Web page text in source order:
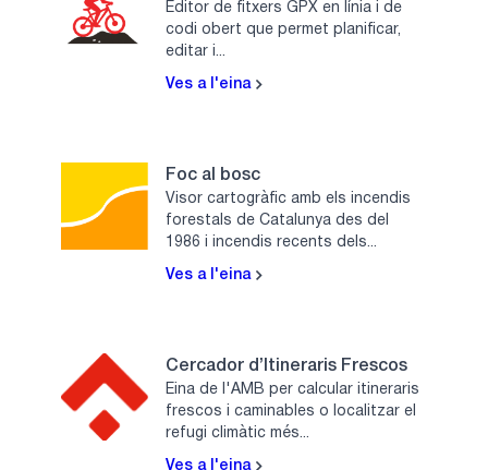
Editor de fitxers GPX en línia i de
codi obert que permet planificar,
editar i...
Ves a l'eina
Foc al bosc
Visor cartogràfic amb els incendis
forestals de Catalunya des del
1986 i incendis recents dels...
Ves a l'eina
Cercador d’Itineraris Frescos
Eina de l'AMB per calcular itineraris
frescos i caminables o localitzar el
refugi climàtic més...
Ves a l'eina